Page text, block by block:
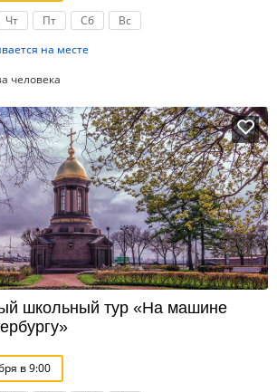
Чт Пт Сб
Вс
на месте
человека
школьный тур «На машине
в 9:00